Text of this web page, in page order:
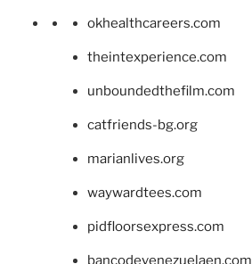
okhealthcareers.com
theintexperience.com
unboundedthefilm.com
catfriends-bg.org
marianlives.org
waywardtees.com
pidfloorsexpress.com
bancodevenezuelaen.com